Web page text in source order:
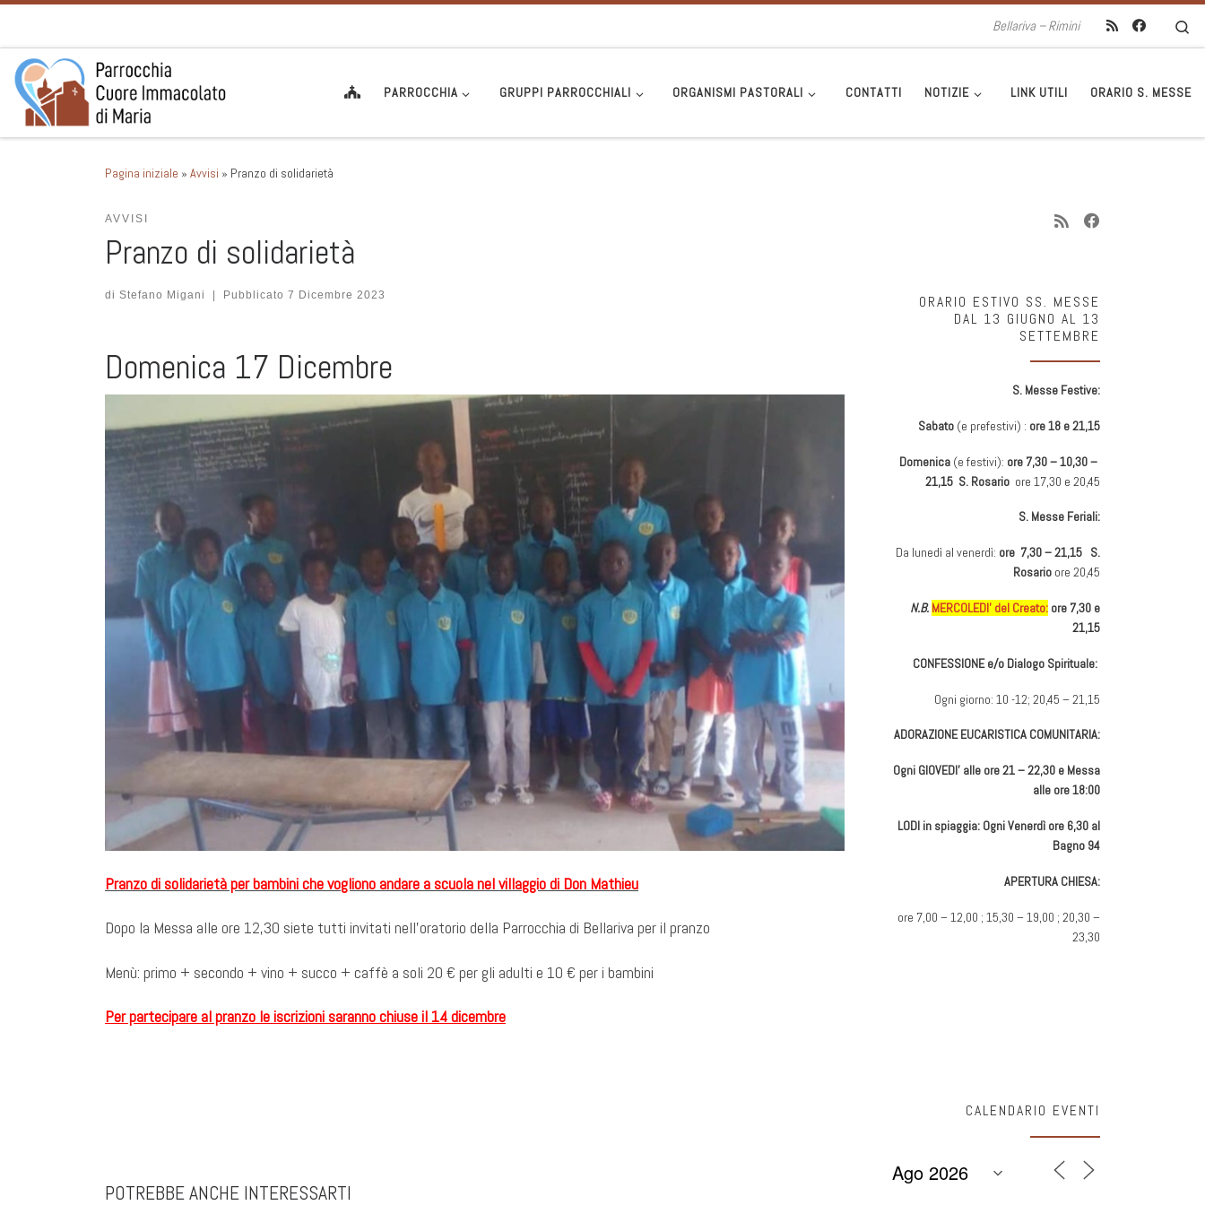
Bellariva – Rimini
PARROCCHIA GRUPPI PARROCCHIALI ORGANISMI PASTORALI CONTATTI NOTIZIE LINK UTILI ORARIO S. MESSE
Pagina iniziale » Avvisi » Pranzo di solidarietà
AVVISI
Pranzo di solidarietà
di Stefano Migani Pubblicato 7 Dicembre 2023
Domenica 17 Dicembre
Pranzo di solidarietà per bambini che vogliono andare a scuola nel villaggio di Don Mathieu
Dopo la Messa alle ore 12,30 siete tutti invitati nell’oratorio della Parrocchia di Bellariva per il pranzo
Menù: primo + secondo + vino + succo + caffè a soli 20 € per gli adulti e 10 € per i bambini
Per partecipare al pranzo le iscrizioni saranno chiuse il 14 dicembre
POTREBBE ANCHE INTERESSARTI
ORARIO ESTIVO SS. MESSE
DAL 13 GIUGNO AL 13
SETTEMBRE
S. Messe Festive:
Sabato (e prefestivi) : ore 18 e 21,15
Domenica (e festivi): ore 7,30 – 10,30 –
21,15 S. Rosario ore 17,30 e 20,45
S. Messe Feriali:
Da lunedì al venerdì: ore 7,30 – 21,15 S.
Rosario ore 20,45
N.B. MERCOLEDI’ del Creato: ore 7,30 e
21,15
CONFESSIONE e/o Dialogo Spirituale:
Ogni giorno: 10 -12; 20,45 – 21,15
ADORAZIONE EUCARISTICA COMUNITARIA:
Ogni GIOVEDI’ alle ore 21 – 22,30 e Messa
alle ore 18:00
LODI in spiaggia: Ogni Venerdì ore 6,30 al
Bagno 94
APERTURA CHIESA:
ore 7,00 – 12,00 ; 15,30 – 19,00 ; 20,30 –
23,30
CALENDARIO EVENTI